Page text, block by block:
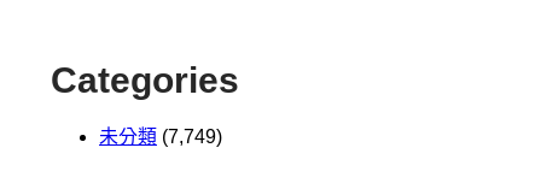
Categories
未分類 (7,749)